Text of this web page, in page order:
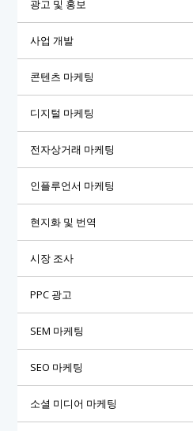
광고 및 홍보
사업 개발
콘텐츠 마케팅
디지털 마케팅
전자상거래 마케팅
인플루언서 마케팅
현지화 및 번역
시장 조사
PPC 광고
SEM 마케팅
SEO 마케팅
소셜 미디어 마케팅